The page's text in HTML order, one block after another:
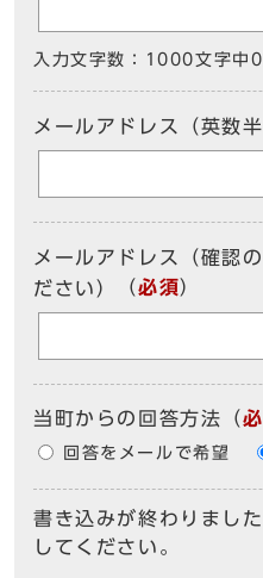
入力文字数： 1000文字中 0
メールアドレス（英数半
メールアドレス（確認
ださい）
（必須）
当町からの回答方法 （
回答をメールで希望
書き込みが終わりまし
してください。